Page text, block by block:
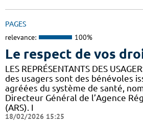
PAGES
relevance: 100%
Le respect de vos
LES REPRÉSENTANTS DES
des usagers sont des bénévoles
agréées du système de santé,
Directeur Général de l’Agence
(ARS). I
18/02/2026 15:25